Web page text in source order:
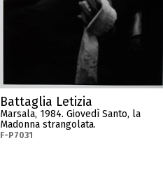
Battaglia Letizia
Marsala, 1984. Giovedì Santo, la
Madonna strangolata.
F-P7031